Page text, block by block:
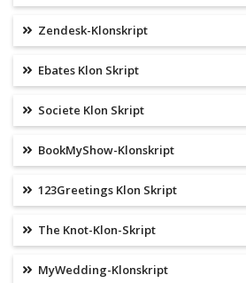
Zendesk-Klonskript
Ebates Klon Skript
Societe Klon Skript
BookMyShow-Klonskript
123Greetings Klon Skript
The Knot-Klon-Skript
MyWedding-Klonskript